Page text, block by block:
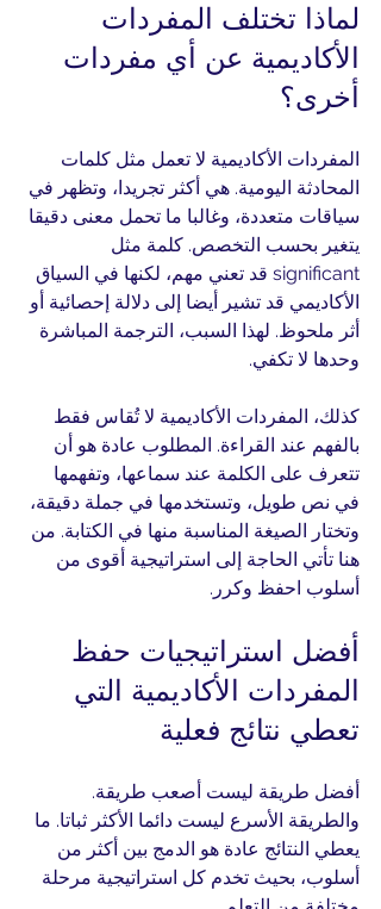
لماذا تختلف المفردات
الأكاديمية عن أي مفردات
أخرى؟
المفردات الأكاديمية لا تعمل مثل كلمات
المحادثة اليومية. هي أكثر تجريدا، وتظهر في
سياقات متعددة، وغالبا ما تحمل معنى دقيقا
يتغير بحسب التخصص. كلمة مثل
significant قد تعني مهم، لكنها في السياق
الأكاديمي قد تشير أيضا إلى دلالة إحصائية أو
أثر ملحوظ. لهذا السبب، الترجمة المباشرة
وحدها لا تكفي.
كذلك، المفردات الأكاديمية لا تُقاس فقط
بالفهم عند القراءة. المطلوب عادة هو أن
تتعرف على الكلمة عند سماعها، وتفهمها
في نص طويل، وتستخدمها في جملة دقيقة،
وتختار الصيغة المناسبة منها في الكتابة. من
هنا تأتي الحاجة إلى استراتيجية أقوى من
أسلوب احفظ وكرر.
أفضل استراتيجيات حفظ
المفردات الأكاديمية التي
تعطي نتائج فعلية
أفضل طريقة ليست أصعب طريقة.
والطريقة الأسرع ليست دائما الأكثر ثباتا. ما
يعطي النتائج عادة هو الدمج بين أكثر من
أسلوب، بحيث تخدم كل استراتيجية مرحلة